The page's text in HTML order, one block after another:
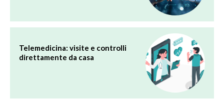
Telemedicina: visite e controlli
direttamente da casa